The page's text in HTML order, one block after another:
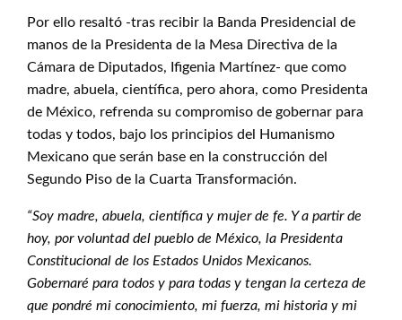
Por ello resaltó -tras recibir la Banda Presidencial de
manos de la Presidenta de la Mesa Directiva de la
Cámara de Diputados, Ifigenia Martínez- que como
madre, abuela, científica, pero ahora, como Presidenta
de México, refrenda su compromiso de gobernar para
todas y todos, bajo los principios del Humanismo
Mexicano que serán base en la construcción del
Segundo Piso de la Cuarta Transformación.
“Soy madre, abuela, científica y mujer de fe. Y a partir de
hoy, por voluntad del pueblo de México, la Presidenta
Constitucional de los Estados Unidos Mexicanos.
Gobernaré para todos y para todas y tengan la certeza de
que pondré mi conocimiento, mi fuerza, mi historia y mi